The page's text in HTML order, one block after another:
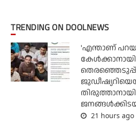
TRENDING ON DOOLNEWS
'എന്താണ്
കേള്‍ക്കാനായി
തിരുത്താനായി
21 hours ago